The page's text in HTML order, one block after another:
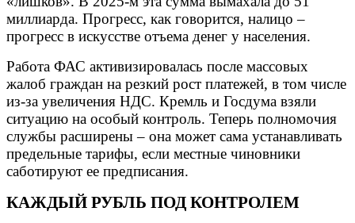
миллиарда. Прогресс, как говорится, налицо –
прогресс в искусстве отъема денег у населения.
Работа ФАС активизировалась после массовых
жалоб граждан на резкий рост платежей, в том числе
из-за увеличения НДС. Кремль и Госдума взяли
ситуацию на особый контроль. Теперь полномочия
службы расширены – она может сама устанавливать
предельные тарифы, если местные чиновники
саботируют ее предписания.
КАЖДЫЙ РУБЛЬ ПОД КОНТРОЛЕМ